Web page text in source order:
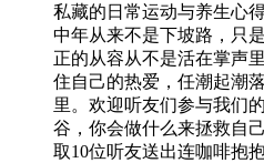
私藏的日常运动与养生心得
中年从来不是下坡路，只
正的从容从不是活在掌声
住自己的热爱，任潮起潮
里。欢迎听友们参与我们
谷，你会做什么来拯救自
取10位听友送出连咖啡抱